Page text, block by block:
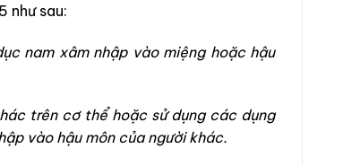
như sau:
nam xâm nhập vào miệng hoặc hậu
trên cơ thể hoặc sử dụng các dụng
vào hậu môn của người khác.